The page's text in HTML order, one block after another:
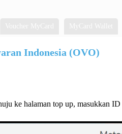
Voucher MyCard MyCard Wallet
Indonesia (OVO)
ke halaman top up, masukkan